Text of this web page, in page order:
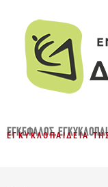
ΕΓΚΈΦΑΛΟΣ,
ΕΓΚΥΚΛΟΠΑΊΔΕΙΑ